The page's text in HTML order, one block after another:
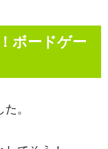
ボードゲー
。